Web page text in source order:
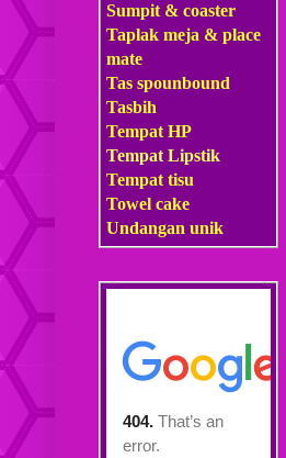
Sumpit & coaster
Taplak meja & place
mate
Tas spounbound
Tasbih
Tempat HP
Tempat Lipstik
Tempat tisu
Towel cake
Undangan unik